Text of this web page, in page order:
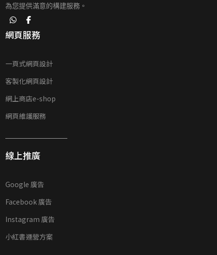
為您提供滿意的構建服務。
網頁服務
一頁式網頁設計
客製化網頁設計
網上商店e-shop
網頁維護服務
線上推廣
Google 廣告
Facebook 廣告
Instagram 廣告
小紅書運營方案